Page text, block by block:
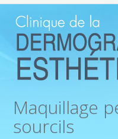
Maquillage
sourcils